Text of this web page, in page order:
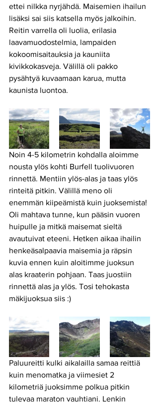
ettei nilkka nyrjähdä. Maisemien ihailun
lisäksi sai siis katsella myös jalkoihin.
Reitin varrella oli luolia, erilasia
laavamuodostelmia, lampaiden
kokoomisaitauksia ja kauniita
kivikkokasveja. Välillä oli pakko
pysähtyä kuvaamaan karua, mutta
kaunista luontoa.
Noin 4-5 kilometrin kohdalla aloimme
nousta ylös kohti Burfell tuolivuoren
rinnettä. Mentiin ylös-alas ja taas ylös
rinteitä pitkin. Välillä meno oli
enemmän kiipeämistä kuin juoksemista!
Oli mahtava tunne, kun pääsin vuoren
huipulle ja mitkä maisemat sieltä
avautuivat eteeni. Hetken aikaa ihailin
henkeäsalpaavia maisemia ja räpsin
kuvia ennen kuin aloitimme juoksun
alas kraaterin pohjaan. Taas juostiin
rinnettä alas ja ylös. Tosi tehokasta
mäkijuoksua siis :)
Paluureitti kulki aikalailla samaa reittiä
kuin menomatka ja viimesiet 2
kilometriä juoksimme polkua pitkin
tulevaa maraton vauhtiani. Lenkin